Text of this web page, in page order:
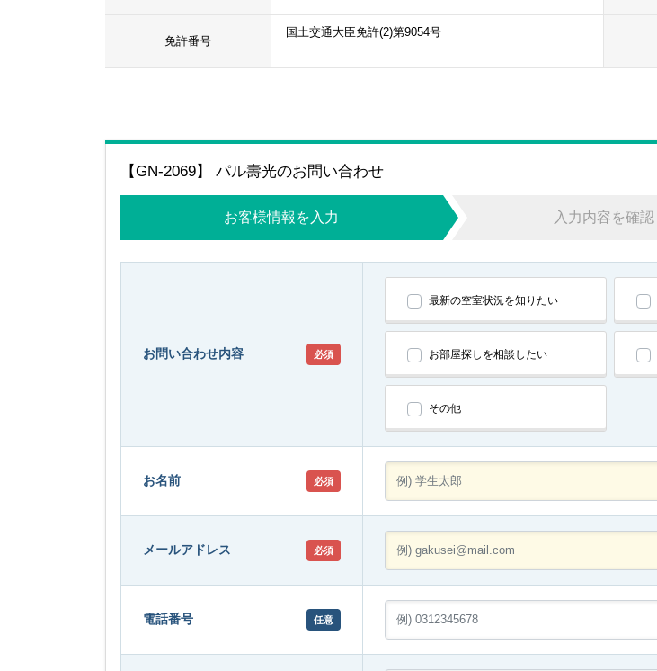
免許番号
国土交通大臣免許(2)第9054号
【GN-2069】 パル壽光のお問い合わせ
お客様情報を入力 入力内容を確認
お問い合わせ内容 必須
最新の空室状況を知りたい
お部屋探しを相談したい
その他
お名前 必須
メールアドレス 必須
電話番号 任意